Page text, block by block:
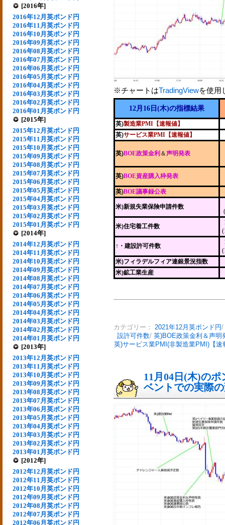
[2016年]
2016年12月英ポンド円
2016年11月英ポンド円
2016年10月英ポンド円
2016年09月英ポンド円
2016年08月英ポンド円
2016年07月英ポンド円
2016年06月英ポンド円
2016年05月英ポンド円
2016年04月英ポンド円
2016年03月英ポンド円
2016年02月英ポンド円
2016年01月英ポンド円
[2015年]
2015年12月英ポンド円
2015年11月英ポンド円
2015年10月英ポンド円
2015年09月英ポンド円
2015年08月英ポンド円
2015年07月英ポンド円
2015年06月英ポンド円
2015年05月英ポンド円
2015年04月英ポンド円
2015年03月英ポンド円
2015年02月英ポンド円
2015年01月英ポンド円
[2014年]
2014年12月英ポンド円
2014年11月英ポンド円
2014年10月英ポンド円
2014年09月英ポンド円
2014年08月英ポンド円
2014年07月英ポンド円
2014年06月英ポンド円
2014年05月英ポンド円
2014年04月英ポンド円
2014年03月英ポンド円
2014年02月英ポンド円
2014年01月英ポンド円
[2013年]
2013年12月英ポンド円
2013年11月英ポンド円
2013年10月英ポンド円
2013年09月英ポンド円
2013年08月英ポンド円
2013年07月英ポンド円
2013年06月英ポンド円
2013年05月英ポンド円
2013年04月英ポンド円
2013年03月英ポンド円
2013年02月英ポンド円
2013年01月英ポンド円
[2012年]
2012年12月英ポンド円
2012年11月英ポンド円
2012年10月英ポンド円
2012年09月英ポンド円
2012年08月英ポンド円
2012年07月英ポンド円
2012年06月英ポンド円
※チャートはTradingViewを使用
12月16日(木)の指標結果
英)製造業PMI【速報値】
英)サービス業PMI【速報値】
英)BOE政策金利 ＆声明発表
英)BOE資産購入枠発表
英)BOE議事録公表
米)新規失業保険申請件数
米)住宅着工件数
↑・建設許可件数
米)フィラデルフィア連銀景況指数
米)鉱工業生産
カテゴリー： 2021年12月英ポンド円/
設許可件数/ 英)BOE政策金利＆声明
英)サービス業PMI(非製造業PMI)【速
11月04日(木)の
ベントでの実際